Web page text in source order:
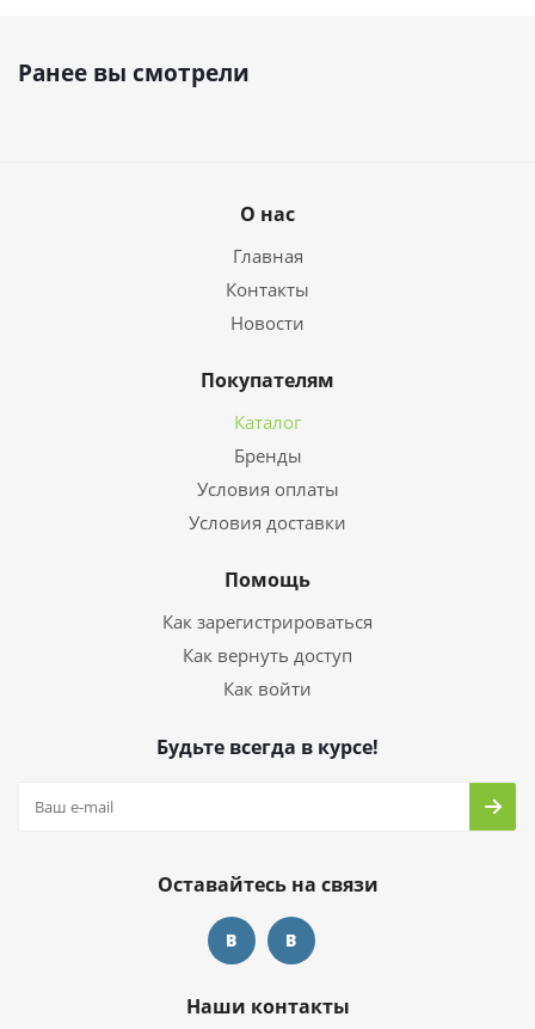
Ранее вы смотрели
О нас
Главная
Контакты
Новости
Покупателям
Каталог
Бренды
Условия оплаты
Условия доставки
Помощь
Как зарегистрироваться
Как вернуть доступ
Как войти
Будьте всегда в курсе!
Оставайтесь на связи
Наши контакты